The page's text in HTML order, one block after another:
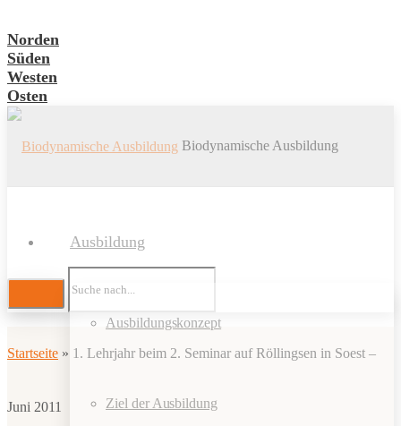
Norden
Süden
Westen
Osten
Biodynamische Ausbildung
Ausbildung
Ausbildungskonzept
Ziel der Ausbildung
Startseite » 1. Lehrjahr beim 2. Seminar auf Röllingsen in Soest –
Juni 2011